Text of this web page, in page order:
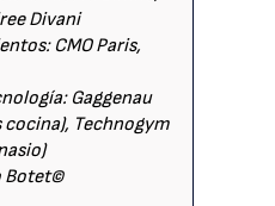
Divani
CMO Paris,
Gaggenau
Technogym
Botet©